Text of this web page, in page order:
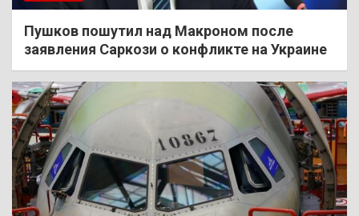
Пушков пошутил над Макроном после
заявления Саркози о конфликте на Украине